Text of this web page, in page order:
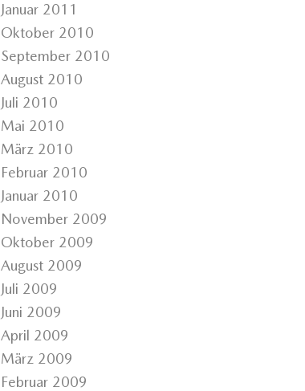
Januar 2011
Oktober 2010
September 2010
August 2010
Juli 2010
Mai 2010
März 2010
Februar 2010
Januar 2010
November 2009
Oktober 2009
August 2009
Juli 2009
Juni 2009
April 2009
März 2009
Februar 2009